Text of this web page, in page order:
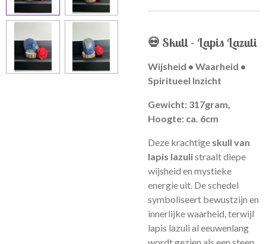
💀 Skull – Lapis Lazuli
Wijsheid • Waarheid •
Spiritueel Inzicht
Gewicht: 317gram,
Hoogte: ca. 6cm
Deze krachtige skull van
lapis lazulistraalt diepe
wijsheid en mystieke
energie uit. De schedel
symboliseert bewustzijn en
innerlijke waarheid, terwijl
lapis lazuli al eeuwenlang